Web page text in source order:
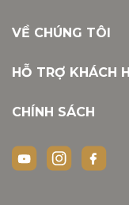
VỀ CHÚNG TÔI
HỖ TRỢ KHÁCH
CHÍNH SÁCH